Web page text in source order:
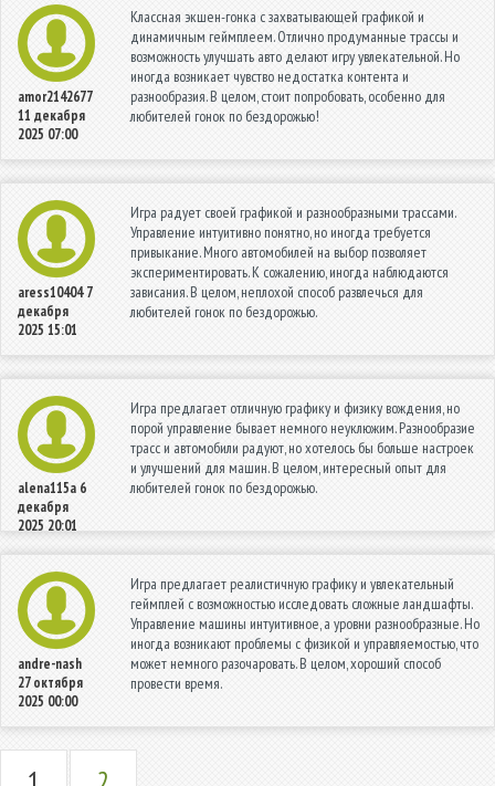
amor2142677
11 декабря
2025 07:00
Классная экшен-гонка с захватывающей графикой и
динамичным геймплеем. Отлично продуманные трассы и
возможность улучшать авто делают игру увлекательной. Но
иногда возникает чувство недостатка контента и
разнообразия. В целом, стоит попробовать, особенно для
любителей гонок по бездорожью!
aress10404 7
декабря
2025 15:01
Игра радует своей графикой и разнообразными трассами.
Управление интуитивно понятно, но иногда требуется
привыкание. Много автомобилей на выбор позволяет
экспериментировать. К сожалению, иногда наблюдаются
зависания. В целом, неплохой способ развлечься для
любителей гонок по бездорожью.
alena115a 6
декабря
2025 20:01
Игра предлагает отличную графику и физику вождения, но
порой управление бывает немного неуклюжим. Разнообразие
трасс и автомобили радуют, но хотелось бы больше настроек
и улучшений для машин. В целом, интересный опыт для
любителей гонок по бездорожью.
andre-nash
27 октября
2025 00:00
Игра предлагает реалистичную графику и увлекательный
геймплей с возможностью исследовать сложные ландшафты.
Управление машины интуитивное, а уровни разнообразные. Но
иногда возникают проблемы с физикой и управляемостью, что
может немного разочаровать. В целом, хороший способ
провести время.